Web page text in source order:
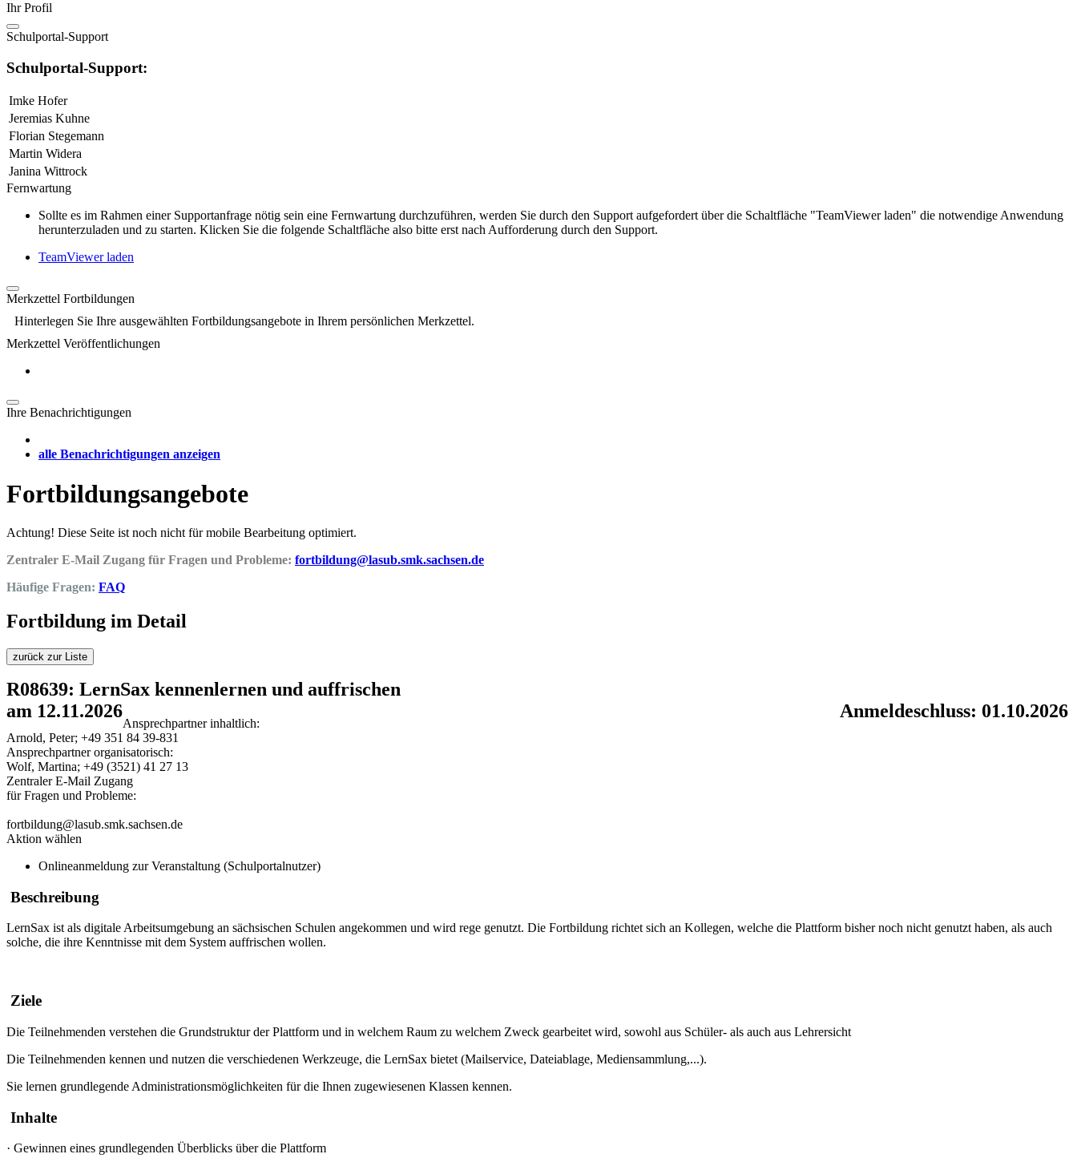
Ihr Profil
Schulportal-Support
Schulportal-Support:
Imke Hofer
Jeremias Kuhne
Florian Stegemann
Martin Widera
Janina Wittrock
Fernwartung
Sollte es im Rahmen einer Supportanfrage nötig sein eine Fernwartung durchzuführen, werden Sie durch den Support aufgefordert über die Schaltfläche "TeamViewer laden" die notwendige Anwendung
herunterzuladen und zu starten. Klicken Sie die folgende Schaltfläche also bitte erst nach Aufforderung durch den Support.
TeamViewer laden
Merkzettel Fortbildungen
Hinterlegen Sie Ihre ausgewählten Fortbildungsangebote in Ihrem persönlichen Merkzettel.
Merkzettel Veröffentlichungen
Ihre Benachrichtigungen
alle Benachrichtigungen anzeigen
Fortbildungsangebote
Achtung! Diese Seite ist noch nicht für mobile Bearbeitung optimiert.
Zentraler E-Mail Zugang für Fragen und Probleme: fortbildung@lasub.smk.sachsen.de
Häufige Fragen: FAQ
Fortbildung im Detail
zurück zur Liste
R08639: LernSax kennenlernen und auffrischen
am 12.11.2026
Anmeldeschluss: 01.10.2026
Ansprechpartner inhaltlich:
Arnold, Peter; +49 351 84 39-831
Ansprechpartner organisatorisch:
Wolf, Martina; +49 (3521) 41 27 13
Zentraler E-Mail Zugang
für Fragen und Probleme:
fortbildung@lasub.smk.sachsen.de
Aktion wählen
Onlineanmeldung zur Veranstaltung (Schulportalnutzer)
Beschreibung
LernSax ist als digitale Arbeitsumgebung an sächsischen Schulen angekommen und wird rege genutzt. Die Fortbildung richtet sich an Kollegen, welche die Plattform bisher noch nicht genutzt haben, als auch
solche, die ihre Kenntnisse mit dem System auffrischen wollen.
Ziele
Die Teilnehmenden verstehen die Grundstruktur der Plattform und in welchem Raum zu welchem Zweck gearbeitet wird, sowohl aus Schüler- als auch aus Lehrersicht
Die Teilnehmenden kennen und nutzen die verschiedenen Werkzeuge, die LernSax bietet (Mailservice, Dateiablage, Mediensammlung,...).
Sie lernen grundlegende Administrationsmöglichkeiten für die Ihnen zugewiesenen Klassen kennen.
Inhalte
· Gewinnen eines grundlegenden Überblicks über die Plattform